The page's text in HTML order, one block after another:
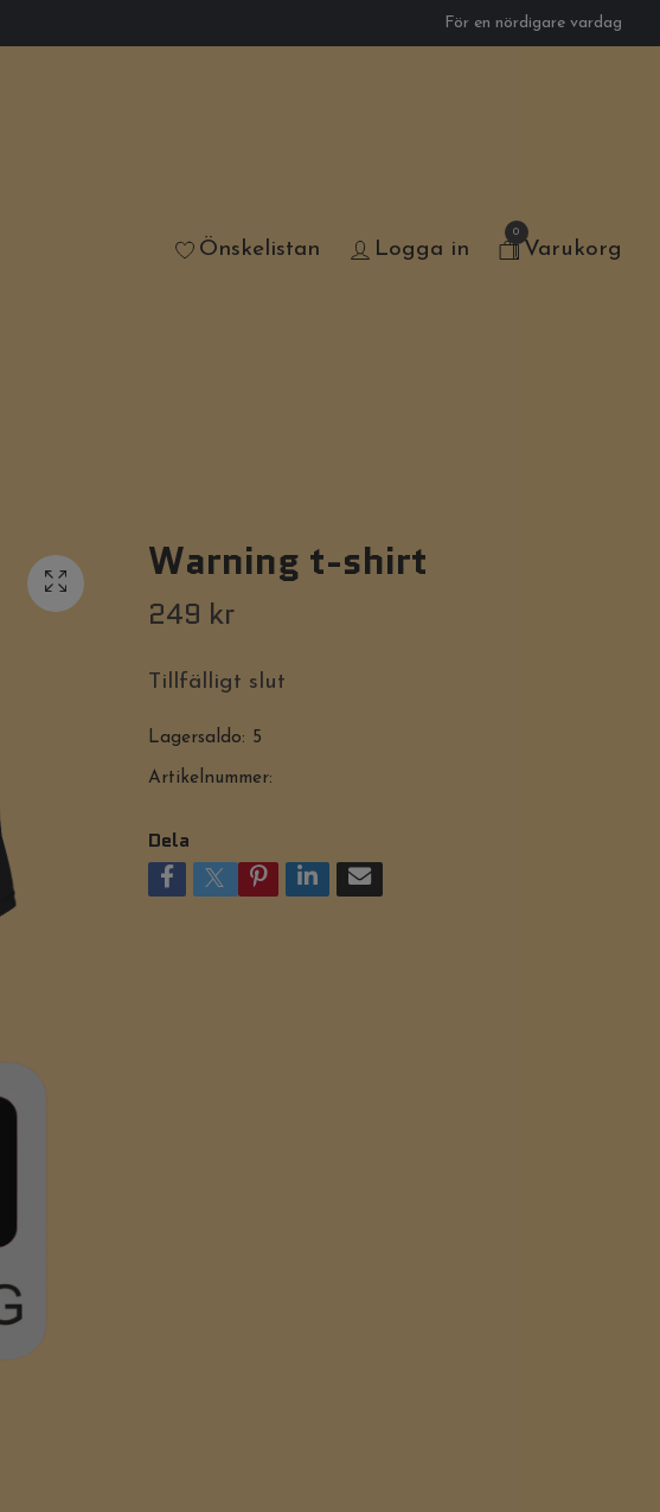
För en nördigare vardag
Önskelistan Logga in
0
Varukorg
Warning t-shirt
249 kr
Tillfälligt slut
Lagersaldo: 5
Artikelnummer:
Dela